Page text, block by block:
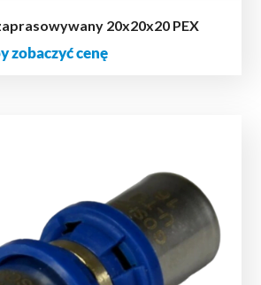
20x20x20 PEX
zobaczyć cenę